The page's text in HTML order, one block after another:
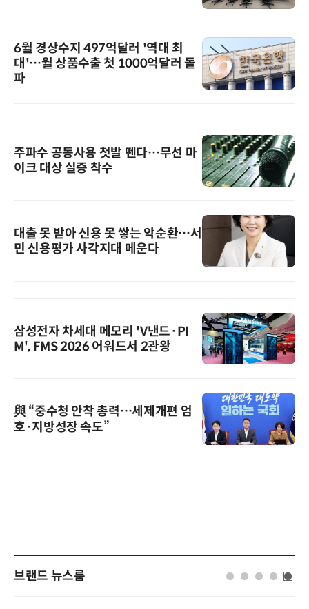
6월 경상수지 497억달러 '역대 최
대'…월 상품수출 첫 1000억달러 돌
파
주파수 공동사용 첫발 뗀다…무선 마
이크 대상 실증 착수
대출 못 받아 신용 못 쌓는 악순환…서
민 신용평가 사각지대 메운다
삼성전자 차세대 메모리 'V낸드·PI
M', FMS 2026 어워드서 2관왕
與 “중수청 안착 총력…세제개편 엄
호·지방성장 속도”
브랜드 뉴스룸